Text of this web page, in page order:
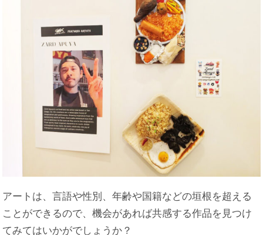
アートは、言語や性別、年齢や国籍などの垣根を超える
ことができるので、機会があれば共感する作品を見つけ
てみてはいかがでしょうか？